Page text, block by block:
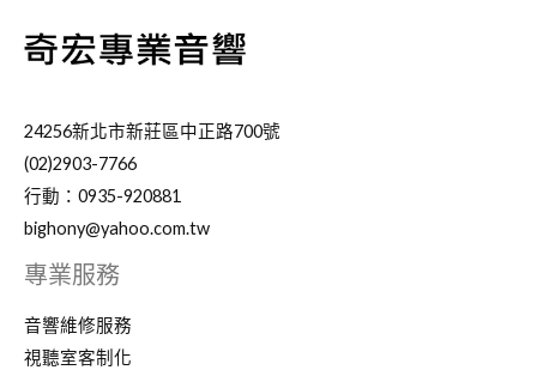
24256新北市新莊區中正路700號
(02)2903-7766
行動：0935-920881
bighony@yahoo.com.tw
專業服務
音響維修服務
視聽室客制化